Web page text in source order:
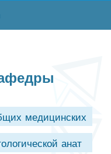
медицинских
анат